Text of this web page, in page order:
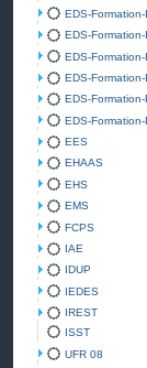
EDS-
EDS-Formation-
EDS-Formation-
EDS-Formation-
EDS-
EDS-Formation-
EES
EHAAS
EHS
EMS
FCPS
IAE
IDUP
IEDES
IREST
ISST
UFR 08